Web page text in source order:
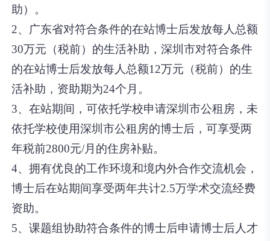
助）。
2、广东省对符合条件的在站博士后发放每人总额
30万元（税前）的生活补助，深圳市对符合条件
的在站博士后发放每人总额12万元（税前）的生
活补助，资助期为24个月。
3、在站期间，可依托学校申请深圳市公租房，未
依托学校使用深圳市公租房的博士后，可享受两
年税前2800元/月的住房补贴。
4、拥有优良的工作环境和境内外合作交流机会，
博士后在站期间享受两年共计2.5万学术交流经费
资助。
5、课题组协助符合条件的博士后申请博士后人才